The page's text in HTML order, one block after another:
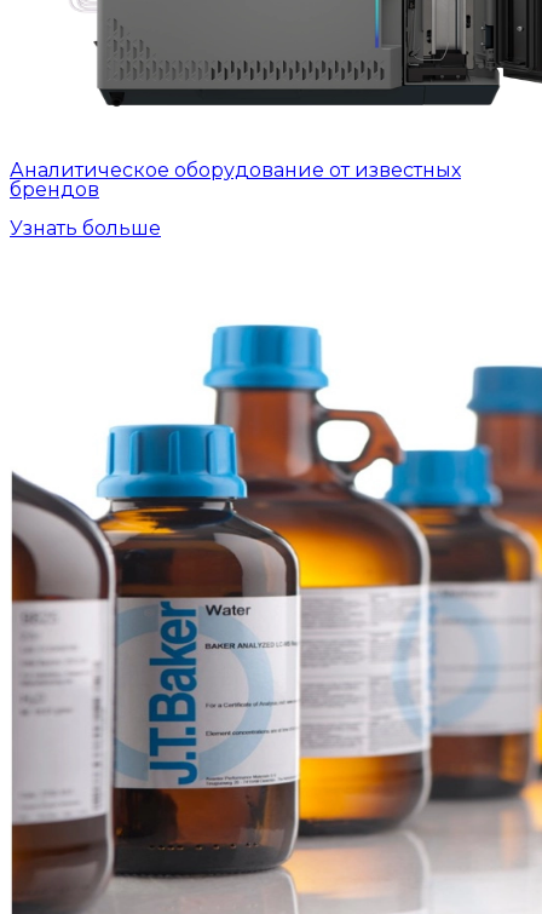
Аналитическое оборудование от известных
брендов
Узнать больше